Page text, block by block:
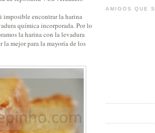
imposible encontrar la harina
química incorporada. Por lo
la harina con la levadura
mejor para la mayoría de los
AMIGOS QUE